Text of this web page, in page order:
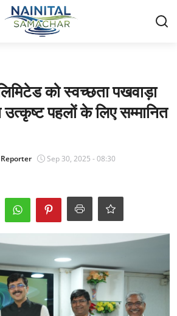
को स्वच्छता पखवाड़ा
पहलों के लिए सम्मानित
Sep 30, 2025 - 08:30